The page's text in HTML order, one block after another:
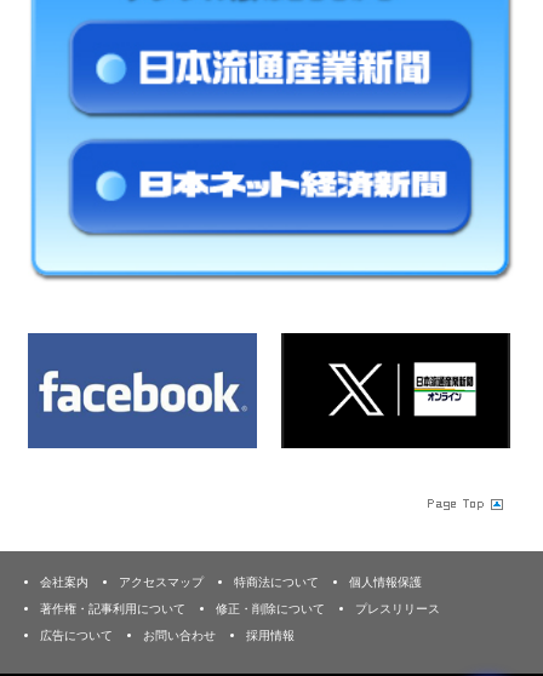
会社案内 アクセスマップ 特商法について
個人情報保護
著作権・記事利用について
修正・削除について
プレスリリース
広告について
お問い合わせ 採用情報